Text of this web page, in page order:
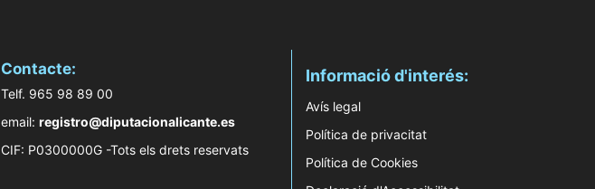
Contacte:
Telf. 965 98 89 00
email: registro@diputacionalicante.es
CIF: P0300000G -Tots els drets reservats
Informació d'interés:
Avís legal
Política de privacitat
Política de Cookies